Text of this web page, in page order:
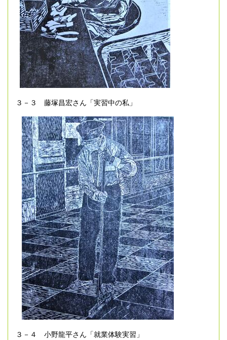
３－３ 藤塚昌宏さん「実習中の私」
３－４ 小野龍平さん「就業体験実習」